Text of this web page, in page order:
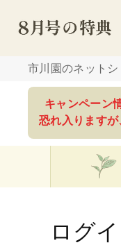
市川園のネット
キャンペーン
恐れ入りますが
ログ